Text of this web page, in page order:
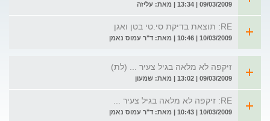
09/03/2009 | 13:34 | מאת: עליזה
RE: תוצאת בדיקת סי.טי בטן ואגן
10/03/2009 | 10:46 | מאת: ד"ר עמוס נאמן
זיקפה לא מלאה בגיל צעיר ... (לת)
09/03/2009 | 13:02 | מאת: שמעון
RE: זיקפה לא מלאה בגיל צעיר ...
10/03/2009 | 10:43 | מאת: ד"ר עמוס נאמן